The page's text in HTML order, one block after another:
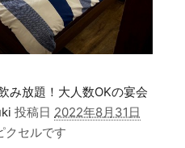
み放題！大人数OKの宴会
投稿日 2022年8月31日
クセルです